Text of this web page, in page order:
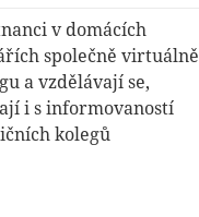
v domácích
společně virtuálně
a vzdělávají se,
i s informovaností
kolegů